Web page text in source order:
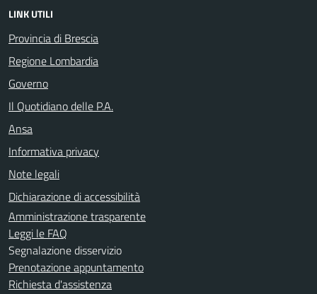
LINK UTILI
Provincia di Brescia
Regione Lombardia
Governo
Il Quotidiano delle P.A.
Ansa
Informativa privacy
Note legali
Dichiarazione di accessibilità
Amministrazione trasparente
Leggi le FAQ
Segnalazione disservizio
Prenotazione appuntamento
Richiesta d'assistenza